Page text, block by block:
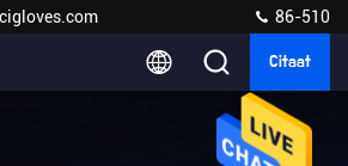
86-510
Citaat